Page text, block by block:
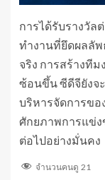
การได้รับรางวัล
ทำงานที่ยึดผลลั
จริง การสร้างที
ซ้อนขึ้น ซีดีจียังจ
บริหารจัดการขอ
ศักยภาพการแข่ง
ต่อไปอย่างมั่นคง
จำนวนคนดู 21